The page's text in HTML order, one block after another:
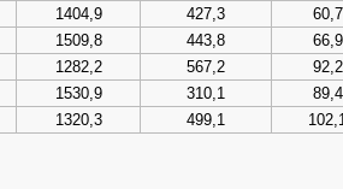
1404,9 427,3 60,7
1509,8 443,8 66,9
1282,2 567,2 92,2
1530,9 310,1 89,4
1320,3 499,1